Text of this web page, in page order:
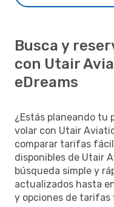
Busca y
con Utair
eDreams
¿Estás planeando tu
volar con Utair
comparar tarifas
disponibles de Utair
búsqueda simple y
actualizados hasta
y opciones de tarifas